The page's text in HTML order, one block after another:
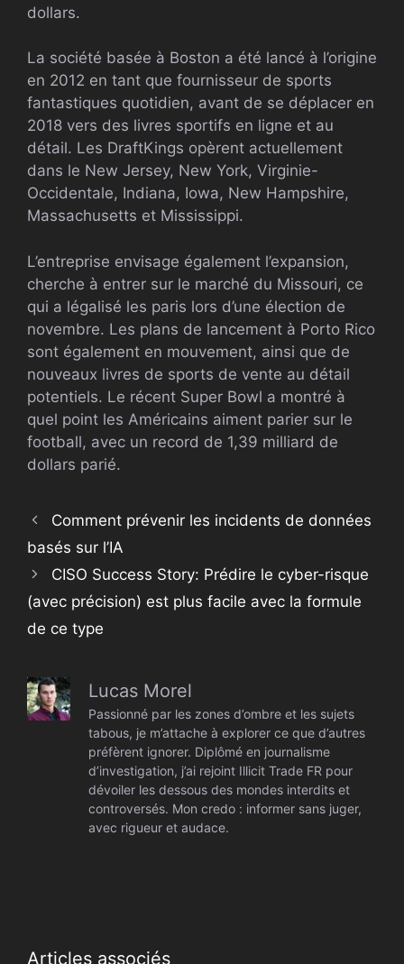
dollars.
La société basée à Boston a été lancé à l’origine
en 2012 en tant que fournisseur de sports
fantastiques quotidien, avant de se déplacer en
2018 vers des livres sportifs en ligne et au
détail. Les DraftKings opèrent actuellement
dans le New Jersey, New York, Virginie-
Occidentale, Indiana, Iowa, New Hampshire,
Massachusetts et Mississippi.
L’entreprise envisage également l’expansion,
cherche à entrer sur le marché du Missouri, ce
qui a légalisé les paris lors d’une élection de
novembre. Les plans de lancement à Porto Rico
sont également en mouvement, ainsi que de
nouveaux livres de sports de vente au détail
potentiels. Le récent Super Bowl a montré à
quel point les Américains aiment parier sur le
football, avec un record de 1,39 milliard de
dollars parié.
Comment prévenir les incidents de données
basés sur l’IA
CISO Success Story: Prédire le cyber-risque
(avec précision) est plus facile avec la formule
de ce type
Lucas Morel
Passionné par les zones d’ombre et les sujets
tabous, je m’attache à explorer ce que d’autres
préfèrent ignorer. Diplômé en journalisme
d’investigation, j’ai rejoint Illicit Trade FR pour
dévoiler les dessous des mondes interdits et
controversés. Mon credo : informer sans juger,
avec rigueur et audace.
Articles associés